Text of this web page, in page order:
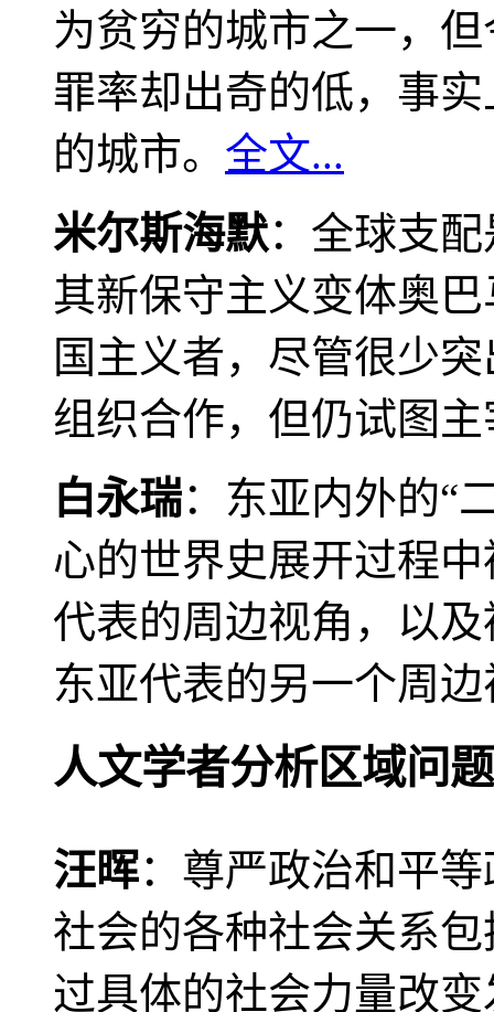
为贫穷的城市之一，
罪率却出奇的低，事
的城市。 全文...
米尔斯海默：全球支
其新保守主义变体奥
国主义者，尽管很少
组织合作，但仍试图
白永瑞：东亚内外的“
心的世界史展开过程
代表的周边视角，以
东亚代表的另一个周
人文学者分析区域问题
汪晖：尊严政治和平
社会的各种社会关系
过具体的社会力量改